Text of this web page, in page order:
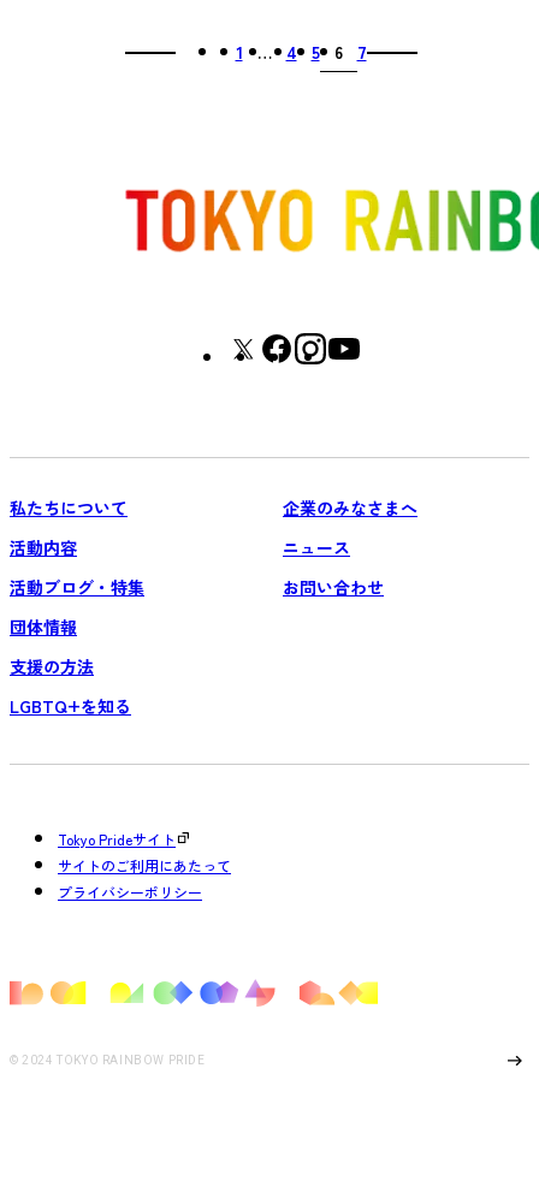
1 … 4 5 6 7
私たちについて
活動内容
活動ブログ・特集
団体情報
支援の方法
LGBTQ+を知る
企業のみなさまへ
ニュース
お問い合わせ
Tokyo Prideサイト
サイトのご利用にあたって
プライバシーポリシー
© 2024 TOKYO RAINBOW PRIDE